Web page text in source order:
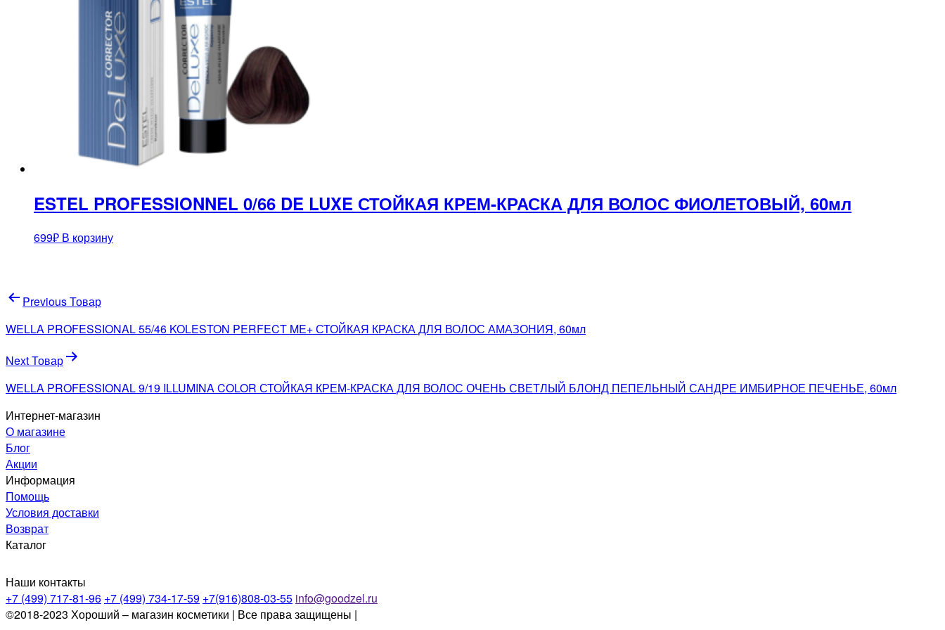
ESTEL PROFESSIONNEL 0/66 DE LUXE СТОЙКАЯ КРЕМ-КРАСКА ДЛЯ ВОЛОС ФИОЛЕТОВЫЙ, 60мл
699₽ В корзину
Навигация
по
записям
Previous Товар
WELLA PROFESSIONAL 55/46 KOLESTON PERFECT ME+ СТОЙКАЯ КРАСКА ДЛЯ ВОЛОС АМАЗОНИЯ, 60мл
Next Товар
WELLA PROFESSIONAL 9/19 ILLUMINA COLOR СТОЙКАЯ КРЕМ-КРАСКА ДЛЯ ВОЛОС ОЧЕНЬ СВЕТЛЫЙ БЛОНД ПЕПЕЛЬНЫЙ САНДРЕ ИМБИРНОЕ ПЕЧЕНЬЕ, 60мл
Интернет-магазин
О магазине
Блог
Акции
Информация
Помощь
Условия доставки
Возврат
Каталог
Наши контакты
+7 (499) 717-81-96 +7 (499) 734-17-59 +7(916)808-03-55 info@goodzel.ru
©2018-2023 Хороший – магазин косметики | Все права защищены |